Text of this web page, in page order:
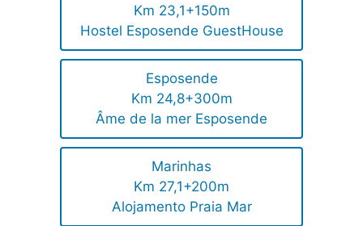
Km 23,1+150m
Hostel Esposende GuestHouse
Esposende
Km 24,8+300m
Âme de la mer Esposende
Marinhas
Km 27,1+200m
Alojamento Praia Mar